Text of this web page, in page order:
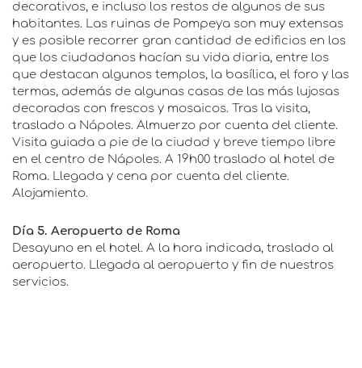
decorativos, e incluso los restos de algunos de sus
habitantes. Las ruinas de Pompeya son muy extensas
y es posible recorrer gran cantidad de edificios en los
que los ciudadanos hacían su vida diaria, entre los
que destacan algunos templos, la basílica, el foro y las
termas, además de algunas casas de las más lujosas
decoradas con frescos y mosaicos. Tras la visita,
traslado a Nápoles. Almuerzo por cuenta del cliente.
Visita guiada a pie de la ciudad y breve tiempo libre
en el centro de Nápoles. A 19h00 traslado al hotel de
Roma. Llegada y cena por cuenta del cliente.
Alojamiento.
Día 5. Aeropuerto de Roma
Desayuno en el hotel. A la hora indicada, traslado al
aeropuerto. Llegada al aeropuerto y fin de nuestros
servicios.